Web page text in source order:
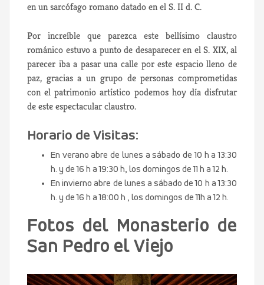
en un sarcófago romano datado en el S. II d. C.
Por increíble que parezca este bellísimo claustro
románico estuvo a punto de desaparecer en el S. XIX, al
parecer iba a pasar una calle por este espacio lleno de
paz, gracias a un grupo de personas comprometidas
con el patrimonio artístico podemos hoy día disfrutar
de este espectacular claustro.
Horario de Visitas:
En verano abre de lunes a sábado de 10 h a 13:30
h. y de 16 h a 19:30 h, los domingos de 11 h a 12 h.
En invierno abre de lunes a sábado de 10 h a 13:30
h. y de 16 h a 18:00 h , los domingos de 11h a 12 h.
Fotos del Monasterio de
San Pedro el Viejo